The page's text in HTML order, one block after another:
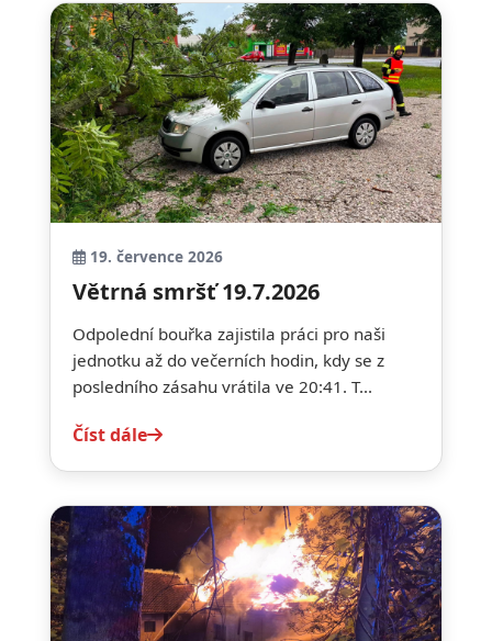
19. července 2026
Větrná smršť 19.7.2026
Odpolední bouřka zajistila práci pro naši
jednotku až do večerních hodin, kdy se z
posledního zásahu vrátila ve 20:41. T...
Číst dále